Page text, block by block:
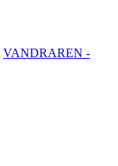
VANDRAREN -